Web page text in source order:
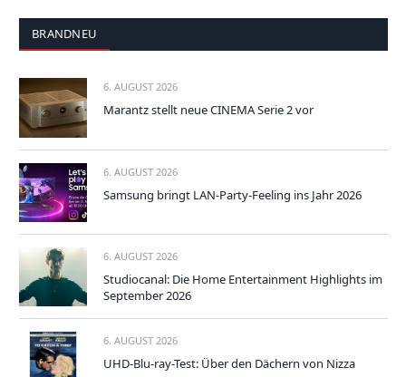
BRANDNEU
6. AUGUST 2026
Marantz stellt neue CINEMA Serie 2 vor
6. AUGUST 2026
Samsung bringt LAN-Party-Feeling ins Jahr 2026
6. AUGUST 2026
Studiocanal: Die Home Entertainment Highlights im
September 2026
6. AUGUST 2026
UHD-Blu-ray-Test: Über den Dächern von Nizza